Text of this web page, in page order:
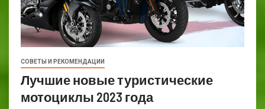
СОВЕТЫ И РЕКОМЕНДАЦИИ
Лучшие новые туристические
мотоциклы 2023 года